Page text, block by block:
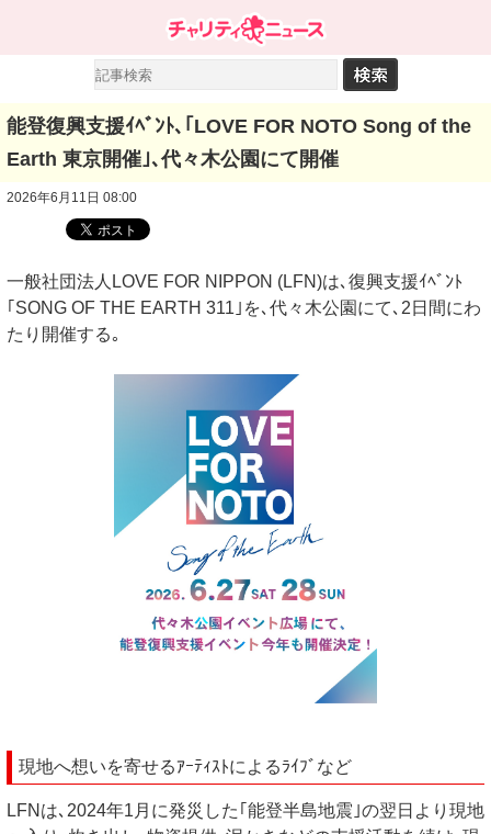
能登復興支援ｲﾍﾞﾝﾄ､｢LOVE FOR NOTO Song of the
Earth 東京開催｣､代々木公園にて開催
2026年6月11日 08:00
一般社団法人LOVE FOR NIPPON (LFN)は､復興支援ｲﾍﾞﾝﾄ
｢SONG OF THE EARTH 311｣を､代々木公園にて､2日間にわ
たり開催する｡
現地へ想いを寄せるｱｰﾃｨｽﾄによるﾗｲﾌﾞなど
LFNは､2024年1月に発災した｢能登半島地震｣の翌日より現地